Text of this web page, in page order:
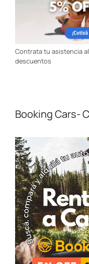
Contrata tu asistencia
descuentos
Booking Cars-